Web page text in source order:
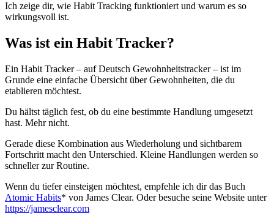
Ich zeige dir, wie Habit Tracking funktioniert und warum es so
wirkungsvoll ist.
Was ist ein Habit Tracker?
Ein Habit Tracker – auf Deutsch Gewohnheitstracker – ist im
Grunde eine einfache Übersicht über Gewohnheiten, die du
etablieren möchtest.
Du hältst täglich fest, ob du eine bestimmte Handlung umgesetzt
hast. Mehr nicht.
Gerade diese Kombination aus Wiederholung und sichtbarem
Fortschritt macht den Unterschied. Kleine Handlungen werden so
schneller zur Routine.
Wenn du tiefer einsteigen möchtest, empfehle ich dir das Buch
Atomic Habits* von James Clear. Oder besuche seine Website unter
https://jamesclear.com